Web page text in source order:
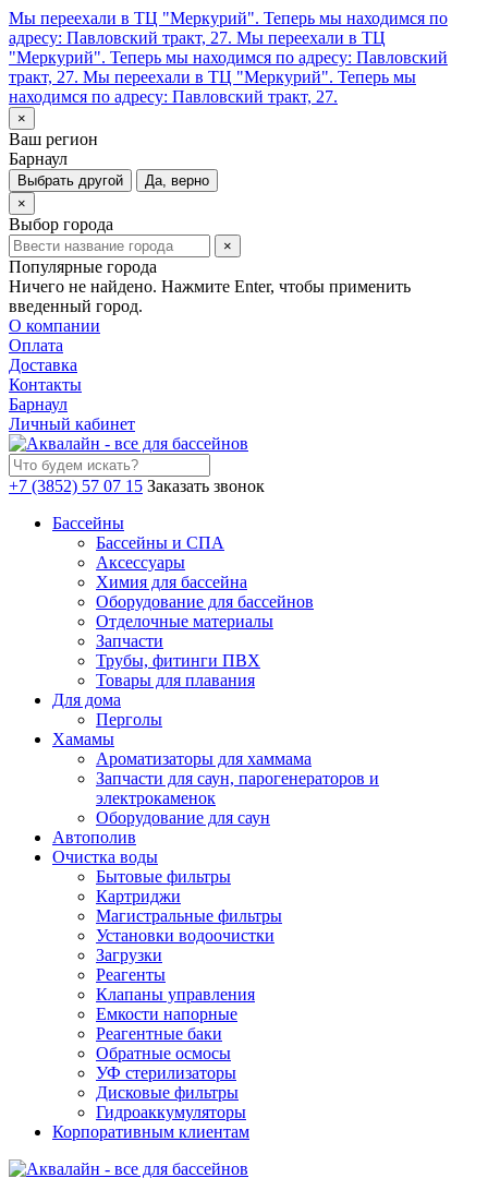
Мы переехали в ТЦ "Меркурий". Теперь мы находимся по
адресу: Павловский тракт, 27. Мы переехали в ТЦ
"Меркурий". Теперь мы находимся по адресу: Павловский
тракт, 27. Мы переехали в ТЦ "Меркурий". Теперь мы
находимся по адресу: Павловский тракт, 27.
×
Ваш регион
Барнаул
Выбрать другой
Да, верно
×
Выбор города
×
Популярные города
Ничего не найдено. Нажмите Enter, чтобы применить
введенный город.
О компании
Оплата
Доставка
Контакты
Барнаул
Личный кабинет
+7 (3852) 57 07 15 Заказать звонок
Бассейны
Бассейны и СПА
Аксессуары
Химия для бассейна
Оборудование для бассейнов
Отделочные материалы
Запчасти
Трубы, фитинги ПВХ
Товары для плавания
Для дома
Перголы
Хамамы
Ароматизаторы для хаммама
Запчасти для саун, парогенераторов и
электрокаменок
Оборудование для саун
Автополив
Очистка воды
Бытовые фильтры
Картриджи
Магистральные фильтры
Установки водоочистки
Загрузки
Реагенты
Клапаны управления
Емкости напорные
Реагентные баки
Обратные осмосы
УФ стерилизаторы
Дисковые фильтры
Гидроаккумуляторы
Корпоративным клиентам